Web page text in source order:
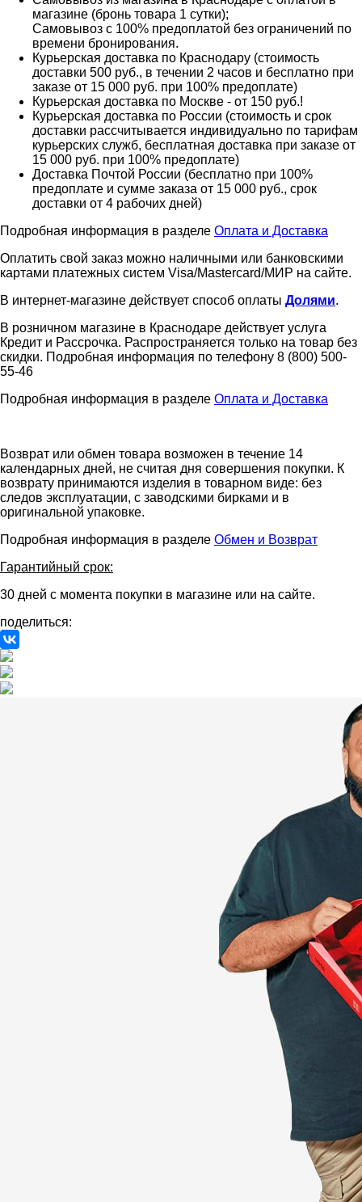
магазине (бронь товара 1 сутки);
Самовывоз с 100% предоплатой без ограничений по
времени бронирования.
Курьерская доставка по Краснодару (стоимость
доставки 500 руб., в течении 2 часов и бесплатно при
заказе от 15 000 руб. при 100% предоплате)
Курьерская доставка по Москве - от 150 руб.!
Курьерская доставка по России (стоимость и срок
доставки рассчитывается индивидуально по тарифам
курьерских служб, бесплатная доставка при заказе от
15 000 руб. при 100% предоплате)
Доставка Почтой России (бесплатно при 100%
предоплате и сумме заказа от 15 000 руб., срок
доставки от 4 рабочих дней)
Подробная информация в разделе Оплата и Доставка
Оплатить свой заказ можно наличными или банковскими
картами платежных систем Visa/Mastercard/МИР на сайте.
В интернет-магазине действует способ оплаты Долями.
В розничном магазине в Краснодаре действует услуга
Кредит и Рассрочка. Распространяется только на товар без
скидки. Подробная информация по телефону 8 (800) 500-
55-46
Подробная информация в разделе Оплата и Доставка
Возврат или обмен товара возможен в течение 14
календарных дней, не считая дня совершения покупки. К
возврату принимаются изделия в товарном виде: без
следов эксплуатации, с заводскими бирками и в
оригинальной упаковке.
Подробная информация в разделе Обмен и Возврат
Гарантийный срок:
30 дней с момента покупки в магазине или на сайте.
поделиться: